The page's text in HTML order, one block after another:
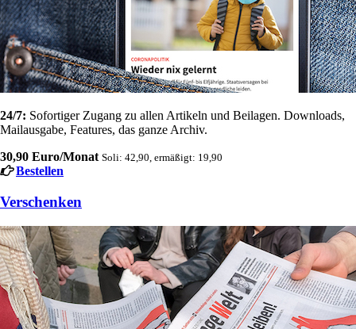
24/7: Sofortiger Zugang zu allen Artikeln und Beilagen. Downloads,
Mailausgabe, Features, das ganze Archiv.
30,90 Euro/Monat Soli: 42,90, ermäßigt: 19,90
Bestellen
Verschenken